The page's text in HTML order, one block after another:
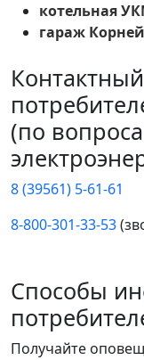
котельная
гараж
(по
8 (39561) 5-61-61
8-800-301-33-53
Способы
Получайте